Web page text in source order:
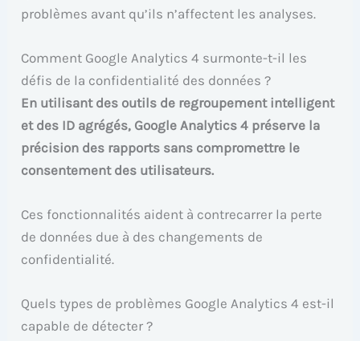
problèmes avant qu’ils n’affectent les analyses.
Comment Google Analytics 4 surmonte-t-il les
défis de la confidentialité des données ?
En utilisant des outils de regroupement intelligent
et des ID agrégés, Google Analytics 4 préserve la
précision des rapports sans compromettre le
consentement des utilisateurs.
Ces fonctionnalités aident à contrecarrer la perte
de données due à des changements de
confidentialité.
Quels types de problèmes Google Analytics 4 est-il
capable de détecter ?